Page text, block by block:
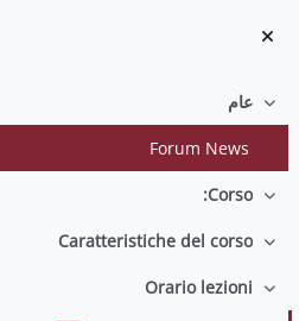
طيعام
Forum News
طيCorso:
طيCaratteristiche del corso
طيOrario lezioni